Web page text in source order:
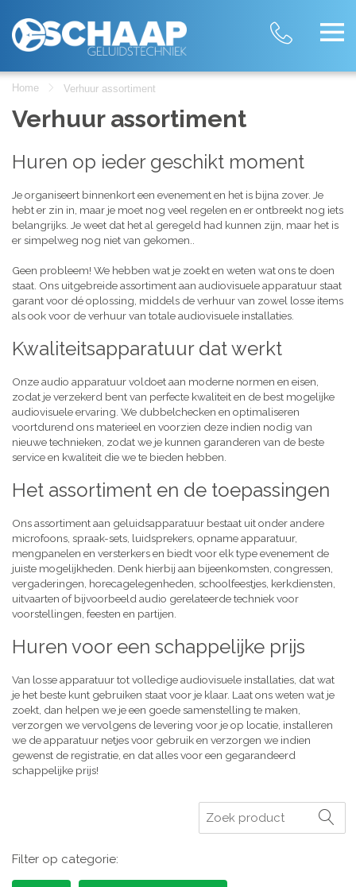
Home Verhuur assortiment
Verhuur assortiment
Huren op ieder geschikt moment
Je organiseert binnenkort een evenement en het is bijna zover. Je
hebt er zin in, maar je moet nog veel regelen en er ontbreekt nog iets
belangrijks. Je weet dat het al geregeld had kunnen zijn, maar het is
er simpelweg nog niet van gekomen..
Geen probleem! We hebben wat je zoekt en weten wat ons te doen
staat. Ons uitgebreide assortiment aan audiovisuele apparatuur staat
garant voor dé oplossing, middels de verhuur van zowel losse items
als ook voor de verhuur van totale audiovisuele installaties.
Kwaliteitsapparatuur dat werkt
Onze audio apparatuur voldoet aan moderne normen en eisen,
zodat je verzekerd bent van perfecte kwaliteit en de best mogelijke
audiovisuele ervaring. We dubbelchecken en optimaliseren
voortdurend ons materieel en voorzien deze indien nodig van
nieuwe technieken, zodat we je kunnen garanderen van de beste
service en kwaliteit die we te bieden hebben.
Het assortiment en de toepassingen
Ons assortiment aan geluidsapparatuur bestaat uit onder andere
microfoons, spraak-sets, luidsprekers, opname apparatuur,
mengpanelen en versterkers en biedt voor elk type evenement de
juiste mogelijkheden. Denk hierbij aan bijeenkomsten, congressen,
vergaderingen, horecagelegenheden, schoolfeestjes, kerkdiensten,
uitvaarten of bijvoorbeeld audio gerelateerde techniek voor
voorstellingen, feesten en partijen.
Huren voor een schappelijke prijs
Van losse apparatuur tot volledige audiovisuele installaties, dat wat
je het beste kunt gebruiken staat voor je klaar. Laat ons weten wat je
zoekt, dan helpen we je een goede samenstelling te maken,
verzorgen we vervolgens de levering voor je op locatie, installeren
we de apparatuur netjes voor gebruik en verzorgen we indien
gewenst de registratie, en dat alles voor een gegarandeerd
schappelijke prijs!
Zoeken
Filter op categorie: